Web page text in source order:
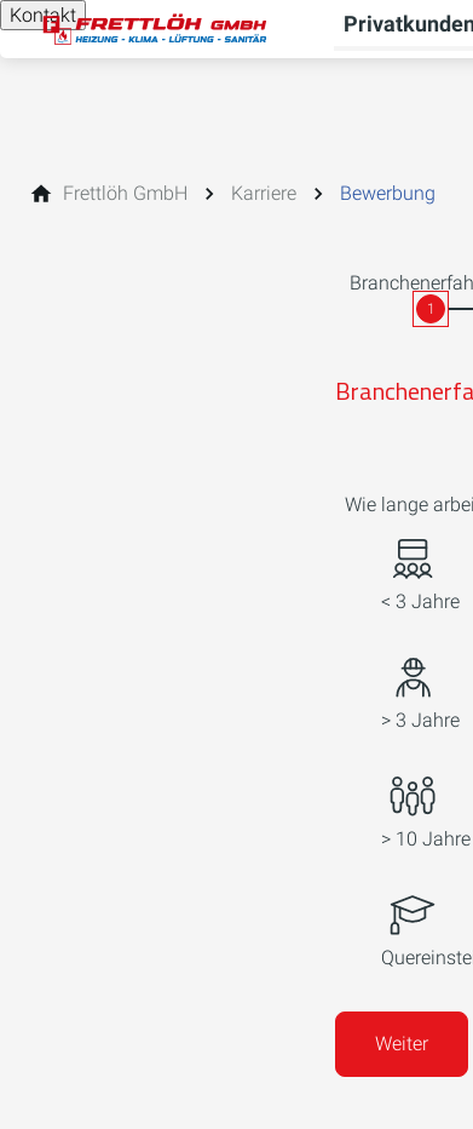
Kontakt
Frettlöh GmbH Karriere Bewerbung
1
Wie lange
< 3 Jahre
> 3 Jahre
> 10 Jahre
Weiter